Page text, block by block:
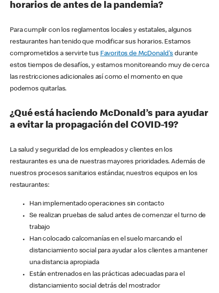
horarios de antes de la pandemia?
Para cumplir con los reglamentos locales y estatales, algunos
restaurantes han tenido que modificar sus horarios. Estamos
comprometidos a servirte tus Favoritos de McDonald's durante
estos tiempos de desafíos, y estamos monitoreando muy de cerca
las restricciones adicionales así como el momento en que
podemos quitarlas.
¿Qué está haciendo McDonald’s para ayudar
a evitar la propagación del COVID-19?
La salud y seguridad de los empleados y clientes en los
restaurantes es una de nuestras mayores prioridades. Además de
nuestros procesos sanitarios estándar, nuestros equipos en los
restaurantes:
Han implementado operaciones sin contacto
Se realizan pruebas de salud antes de comenzar el turno de
trabajo
Han colocado calcomanías en el suelo marcando el
distanciamiento social para ayudar a los clientes a mantener
una distancia apropiada
Están entrenados en las prácticas adecuadas para el
distanciamiento social detrás del mostrador